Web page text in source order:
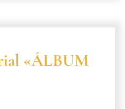
«ÁLBUM